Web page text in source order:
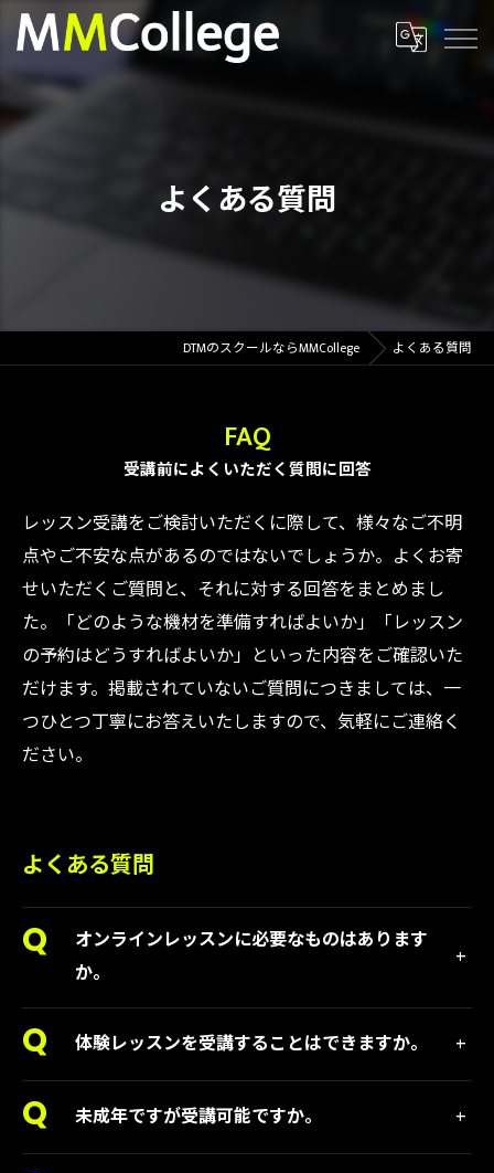
よくある質問
DTMのスクールならMMCollege よくある質問
受講前によくいただく質問に回答
FAQ
レッスン受講をご検討いただくに際して、様々なご不明
点やご不安な点があるのではないでしょうか。よくお寄
せいただくご質問と、それに対する回答をまとめまし
た。「どのような機材を準備すればよいか」「レッスン
の予約はどうすればよいか」といった内容をご確認いた
だけます。掲載されていないご質問につきましては、一
つひとつ丁寧にお答えいたしますので、気軽にご連絡く
ださい。
よくある質問
オンラインレッスンに必要なものはあります
か。
体験レッスンを受講することはできますか。
未成年ですが受講可能ですか。